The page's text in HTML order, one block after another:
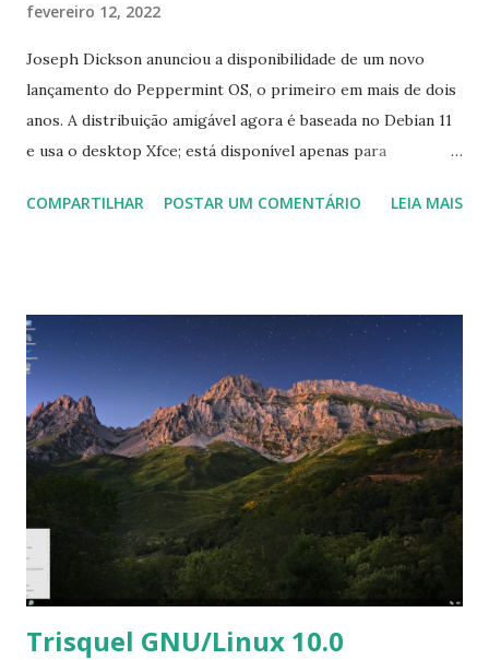
fevereiro 12, 2022
Joseph Dickson anunciou a disponibilidade de um novo
lançamento do Peppermint OS, o primeiro em mais de dois
anos. A distribuição amigável agora é baseada no Debian 11
e usa o desktop Xfce; está disponível apenas para
de versão, mas a pasta de download inclui um arquivo
lançamento. Novos recursos: nosso novo aplicativo
Welcome to Peppermint permite que você personalize
rapidamente o Peppermint instalando software que
achamos que você gosta - permitimos que você escolha
seus pacotes padrão e navegador da web, o novo
Peppermint Hub combina as configurações do Peppermint
e o Control Center para gerenciar seu sistema, o hblock é
um bloqueador de anúncios baseado em terminal, pode ser
ativado ou desativado a qualquer momento Alterações
adicionais: os componente...
COMPARTILHAR POSTAR UM COMENTÁRIO LEIA MAIS
Trisquel GNU/Linux 10.0